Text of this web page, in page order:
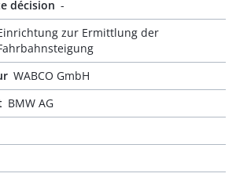
décision -
zur Ermittlung der
WABCO GmbH
BMW AG